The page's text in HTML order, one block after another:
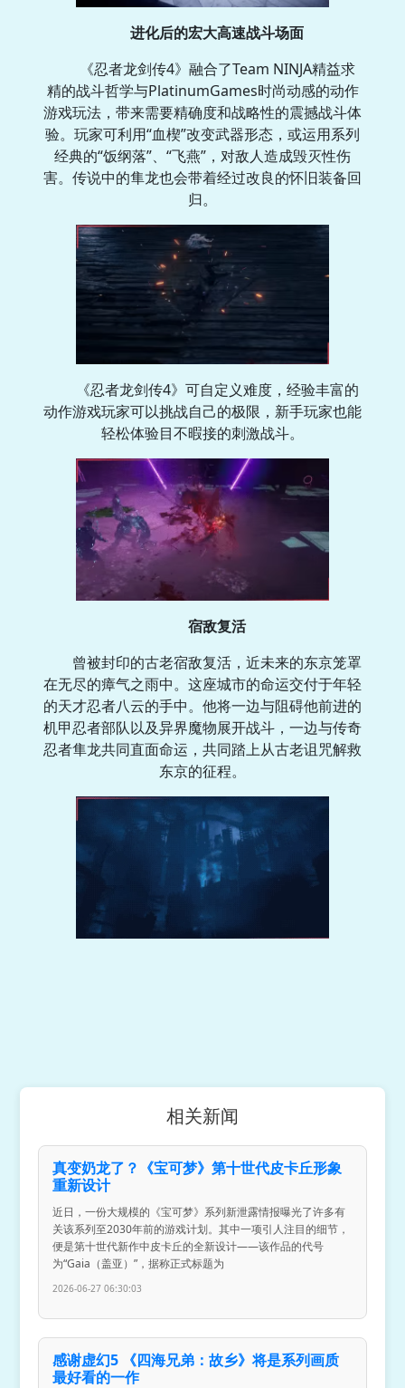
进化后的宏大高速战斗场面
《忍者龙剑传4》融合了Team NINJA精益求
精的战斗哲学与PlatinumGames时尚动感的动作
游戏玩法，带来需要精确度和战略性的震撼战斗体
验。玩家可利用“血楔”改变武器形态，或运用系列
经典的“饭纲落”、“飞燕”，对敌人造成毁灭性伤
害。传说中的隼龙也会带着经过改良的怀旧装备回
归。
《忍者龙剑传4》可自定义难度，经验丰富的
动作游戏玩家可以挑战自己的极限，新手玩家也能
轻松体验目不暇接的刺激战斗。
宿敌复活
曾被封印的古老宿敌复活，近未来的东京笼罩
在无尽的瘴气之雨中。这座城市的命运交付于年轻
的天才忍者八云的手中。他将一边与阻碍他前进的
机甲忍者部队以及异界魔物展开战斗，一边与传奇
忍者隼龙共同直面命运，共同踏上从古老诅咒解救
东京的征程。
相关新闻
真变奶龙了？《宝可梦》第十世代皮卡丘形象
重新设计
近日，一份大规模的《宝可梦》系列新泄露情报曝光了许多有
关该系列至2030年前的游戏计划。其中一项引人注目的细节，
便是第十世代新作中皮卡丘的全新设计——该作品的代号
为“Gaia（盖亚）”，据称正式标题为
2026-06-27 06:30:03
感谢虚幻5 《四海兄弟：故乡》将是系列画质
最好看的一作